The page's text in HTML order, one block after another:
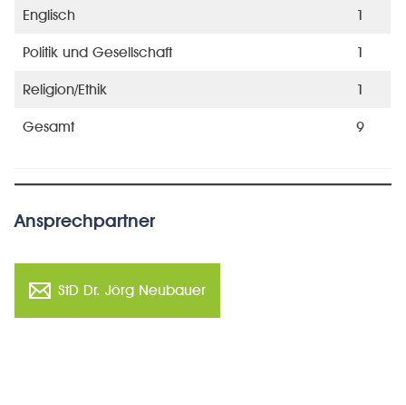
Englisch 1
Politik und Gesellschaft 1
Religion/Ethik 1
Gesamt 9
Ansprechpartner
StD Dr. Jörg Neubauer